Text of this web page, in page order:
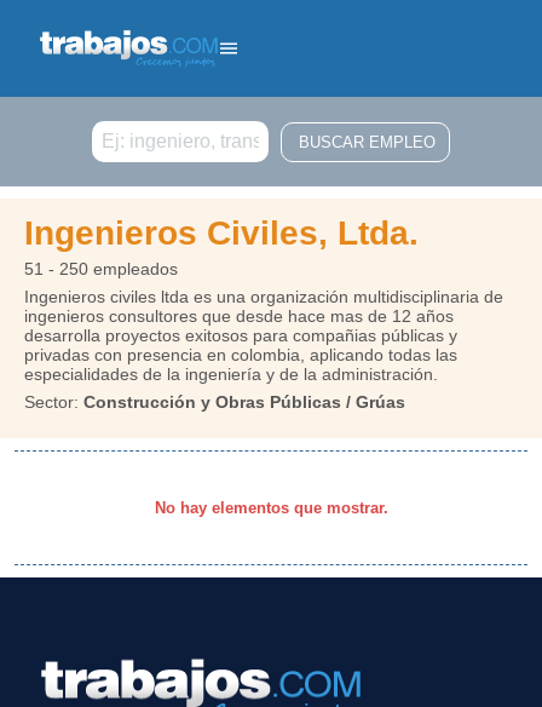
Buscar
Ingenieros Civiles, Ltda.
51 - 250 empleados
Ingenieros civiles ltda es una organización multidisciplinaria de
ingenieros consultores que desde hace mas de 12 años
desarrolla proyectos exitosos para compañias públicas y
privadas con presencia en colombia, aplicando todas las
especialidades de la ingeniería y de la administración.
Sector: Construcción y Obras Públicas / Grúas
No hay elementos que mostrar.